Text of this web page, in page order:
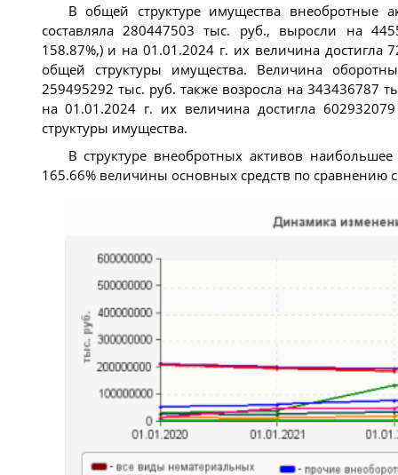
В общей структуре имущества внеобротные
составляла 280447503 тыс. руб., выросли на
158.87%,) и на 01.01.2024 г. их величина достигла
общей структуры имущества. Величина
259495292 тыс. руб. также возросла на 343436787
на 01.01.2024 г. их величина достигла
структуры имущества.
В структуре внеобротных активов
165.66% величины основных средств по